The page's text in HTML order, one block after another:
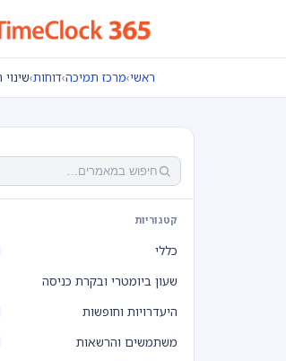
ראשי›מרכז תמיכה›דוחות›
קטגוריות
כללי
שעון ביומטרי ובקרת כניסה
היעדרויות וחופשות
משתמשים והרשאות